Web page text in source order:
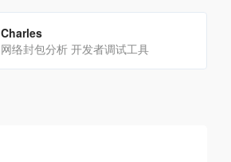
Charles
网络封包分析 开发者调试工具